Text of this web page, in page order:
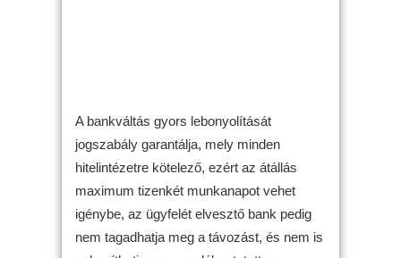
A bankváltás gyors lebonyolítását
jogszabály garantálja, mely minden
hitelintézetre kötelező, ezért az átállás
maximum tizenkét munkanapot vehet
igénybe, az ügyfelét elvesztő bank pedig
nem tagadhatja meg a távozást, és nem is